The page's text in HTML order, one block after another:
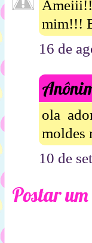
mim!!!
16 de
ola
moldes
10 de
Postar